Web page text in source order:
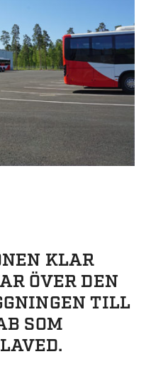
KLAR
ÖVER DEN
TILL
SOM